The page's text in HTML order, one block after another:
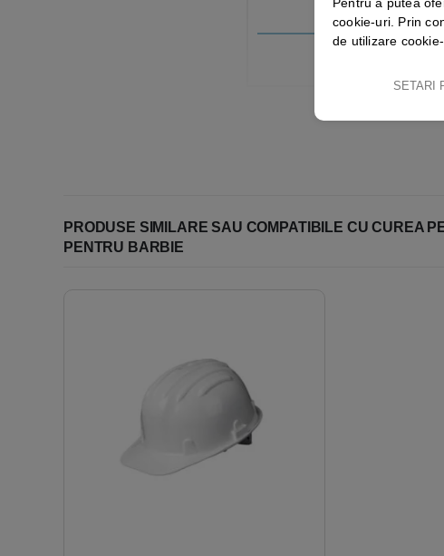
PRODUSE SIMILARE SAU COMPATIBILE CU CUREA
PENTRU BARBIE
cookie-uri. Prin
de utilizare
SETARI